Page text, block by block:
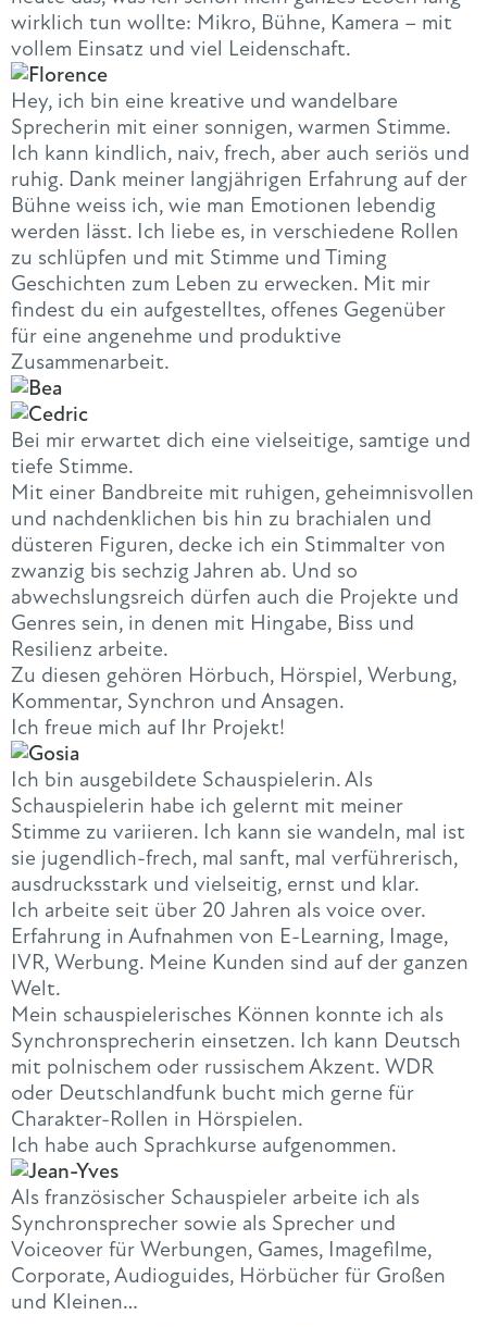
wirklich tun wollte: Mikro, Bühne, Kamera – mit
vollem Einsatz und viel Leidenschaft.
Hey, ich bin eine kreative und wandelbare
Sprecherin mit einer sonnigen, warmen Stimme.
Ich kann kindlich, naiv, frech, aber auch seriös und
ruhig. Dank meiner langjährigen Erfahrung auf der
Bühne weiss ich, wie man Emotionen lebendig
werden lässt. Ich liebe es, in verschiedene Rollen
zu schlüpfen und mit Stimme und Timing
Geschichten zum Leben zu erwecken. Mit mir
findest du ein aufgestelltes, offenes Gegenüber
für eine angenehme und produktive
Zusammenarbeit.
Bei mir erwartet dich eine vielseitige, samtige und
tiefe Stimme.
Mit einer Bandbreite mit ruhigen, geheimnisvollen
und nachdenklichen bis hin zu brachialen und
düsteren Figuren, decke ich ein Stimmalter von
zwanzig bis sechzig Jahren ab. Und so
abwechslungsreich dürfen auch die Projekte und
Genres sein, in denen mit Hingabe, Biss und
Resilienz arbeite.
Zu diesen gehören Hörbuch, Hörspiel, Werbung,
Kommentar, Synchron und Ansagen.
Ich freue mich auf Ihr Projekt!
Ich bin ausgebildete Schauspielerin. Als
Schauspielerin habe ich gelernt mit meiner
Stimme zu variieren. Ich kann sie wandeln, mal ist
sie jugendlich-frech, mal sanft, mal verführerisch,
ausdrucksstark und vielseitig, ernst und klar.
Ich arbeite seit über 20 Jahren als voice over.
Erfahrung in Aufnahmen von E-Learning, Image,
IVR, Werbung. Meine Kunden sind auf der ganzen
Welt.
Mein schauspielerisches Können konnte ich als
Synchronsprecherin einsetzen. Ich kann Deutsch
mit polnischem oder russischem Akzent. WDR
oder Deutschlandfunk bucht mich gerne für
Charakter-Rollen in Hörspielen.
Ich habe auch Sprachkurse aufgenommen.
Als französischer Schauspieler arbeite ich als
Synchronsprecher sowie als Sprecher und
Voiceover für Werbungen, Games, Imagefilme,
Corporate, Audioguides, Hörbücher für Großen
und Kleinen…